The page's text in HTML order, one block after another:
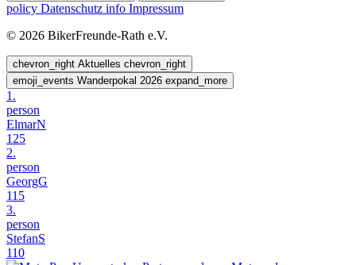
policy Datenschutz info Impressum
© 2026 BikerFreunde-Rath e.V.
chevron_right Aktuelles chevron_right
emoji_events Wanderpokal 2026 expand_more
1.
person
ElmarN
125
2.
person
GeorgG
115
3.
person
StefanS
110